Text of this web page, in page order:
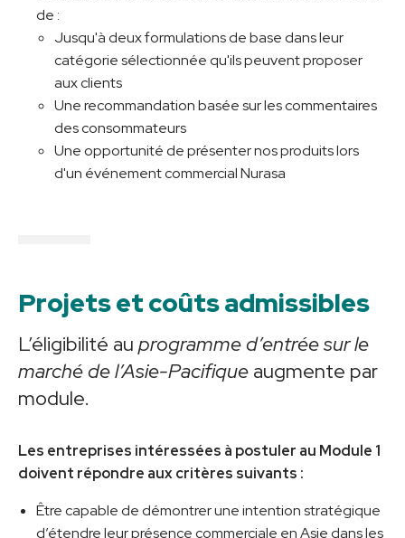
de :
Jusqu'à deux formulations de base dans leur
catégorie sélectionnée qu'ils peuvent proposer
aux clients
Une recommandation basée sur les commentaires
des consommateurs
Une opportunité de présenter nos produits lors
d'un événement commercial Nurasa
Projets et coûts admissibles
L’éligibilité au programme d’entrée sur le
marché de l’Asie-Pacifique augmente par
module.
Les entreprises intéressées à postuler au Module 1
doivent répondre aux critères suivants :
Être capable de démontrer une intention stratégique
d’étendre leur présence commerciale en Asie dans les